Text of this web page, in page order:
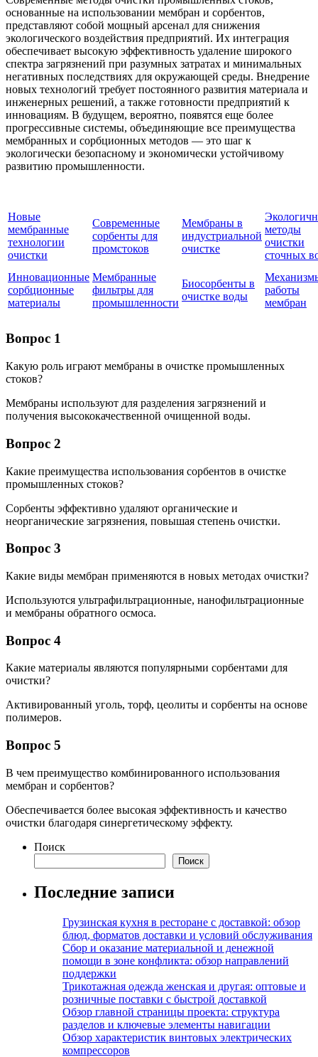
основанные на использовании мембран и сорбентов,
представляют собой мощный арсенал для снижения
экологического воздействия предприятий. Их интеграция
обеспечивает высокую эффективность удаление широкого
спектра загрязнений при разумных затратах и минимальных
негативных последствиях для окружающей среды. Внедрение
новых технологий требует постоянного развития материала и
инженерных решений, а также готовности предприятий к
инновациям. В будущем, вероятно, появятся еще более
прогрессивные системы, объединяющие все преимущества
мембранных и сорбционных методов — это шаг к
экологически безопасному и экономически устойчивому
развитию промышленности.
Новые
мембранные
технологии
очистки
Современные
сорбенты для
промстоков
Мембраны в
индустриальной
очистке
методы
очистки
сточных
Инновационные
сорбционные
материалы
Мембранные
фильтры для
промышленности
Биосорбенты в
очистке воды
работы
мембран
Вопрос 1
Какую роль играют мембраны в очистке промышленных
стоков?
Мембраны используют для разделения загрязнений и
получения высококачественной очищенной воды.
Вопрос 2
Какие преимущества использования сорбентов в очистке
промышленных стоков?
Сорбенты эффективно удаляют органические и
неорганические загрязнения, повышая степень очистки.
Вопрос 3
Какие виды мембран применяются в новых методах очистки?
Используются ультрафильтрационные, нанофильтрационные
и мембраны обратного осмоса.
Вопрос 4
Какие материалы являются популярными сорбентами для
очистки?
Активированный уголь, торф, цеолиты и сорбенты на основе
полимеров.
Вопрос 5
В чем преимущество комбинированного использования
мембран и сорбентов?
Обеспечивается более высокая эффективность и качество
очистки благодаря синергетическому эффекту.
Поиск
Поиск
Последние записи
Грузинская кухня в ресторане с доставкой: обзор
блюд, форматов доставки и условий обслуживания
Сбор и оказание материальной и денежной
помощи в зоне конфликта: обзор направлений
поддержки
Трикотажная одежда женская и другая: оптовые и
розничные поставки с быстрой доставкой
Обзор главной страницы проекта: структура
разделов и ключевые элементы навигации
Обзор характеристик винтовых электрических
компрессоров